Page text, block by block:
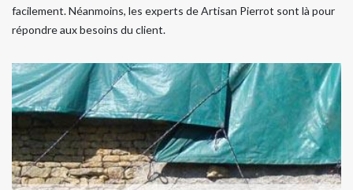
facilement. Néanmoins, les experts de Artisan Pierrot sont là pour
répondre aux besoins du client.